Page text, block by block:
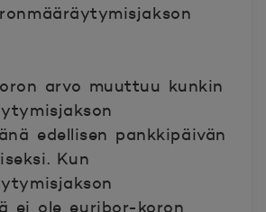
arvo muuttuu kunkin
edellisen pankkipäivän
Kun
ei ole euribor-koron